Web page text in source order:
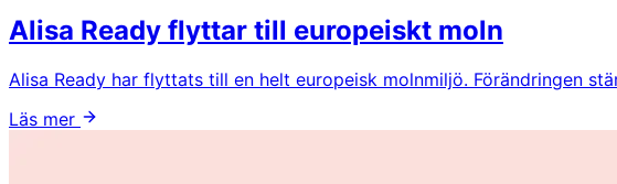
Alisa Ready flyttar till europeiskt moln
Alisa Ready har flyttats till en helt europeisk molnmiljö. Förändringen
Läs mer